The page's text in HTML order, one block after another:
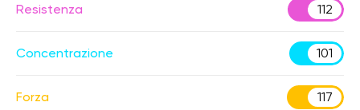
Resistenza 112
Concentrazione 101
Forza 117